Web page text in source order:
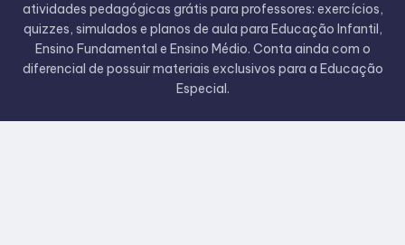
atividades pedagógicas grátis para professores: exercícios,
quizzes, simulados e planos de aula para Educação Infantil,
Ensino Fundamental e Ensino Médio. Conta ainda com o
diferencial de possuir materiais exclusivos para a Educação
Especial.